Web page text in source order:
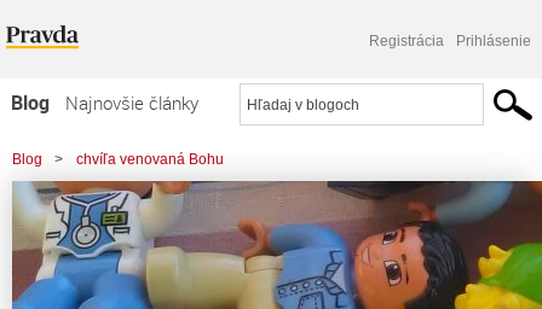
Registrácia Prihlásenie
Blog
Najnovšie články
Najčítanejšie články
Najkomentovanejšie články
Zoznam blogov
Komerčné blogy
Blog > chvíľa venovaná Bohu